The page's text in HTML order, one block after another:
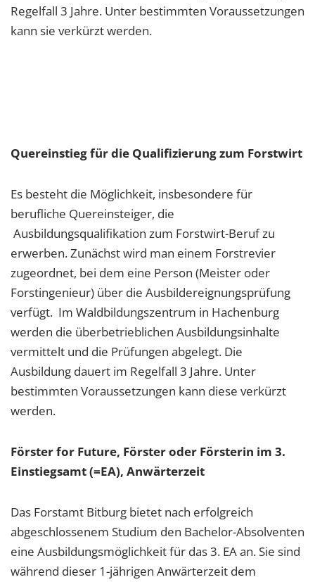
Regelfall 3 Jahre. Unter bestimmten Voraussetzungen
kann sie verkürzt werden.
Quereinstieg für die Qualifizierung zum Forstwirt
Es besteht die Möglichkeit, insbesondere für
berufliche Quereinsteiger, die
Ausbildungsqualifikation zum Forstwirt-Beruf zu
erwerben. Zunächst wird man einem Forstrevier
zugeordnet, bei dem eine Person (Meister oder
Forstingenieur) über die Ausbildereignungsprüfung
verfügt. Im Waldbildungszentrum in Hachenburg
werden die überbetrieblichen Ausbildungsinhalte
vermittelt und die Prüfungen abgelegt. Die
Ausbildung dauert im Regelfall 3 Jahre. Unter
bestimmten Voraussetzungen kann diese verkürzt
werden.
Förster for Future, Förster oder Försterin im 3.
Einstiegsamt (=EA), Anwärterzeit
Das Forstamt Bitburg bietet nach erfolgreich
abgeschlossenem Studium den Bachelor-Absolventen
eine Ausbildungsmöglichkeit für das 3. EA an. Sie sind
während dieser 1-jährigen Anwärterzeit dem